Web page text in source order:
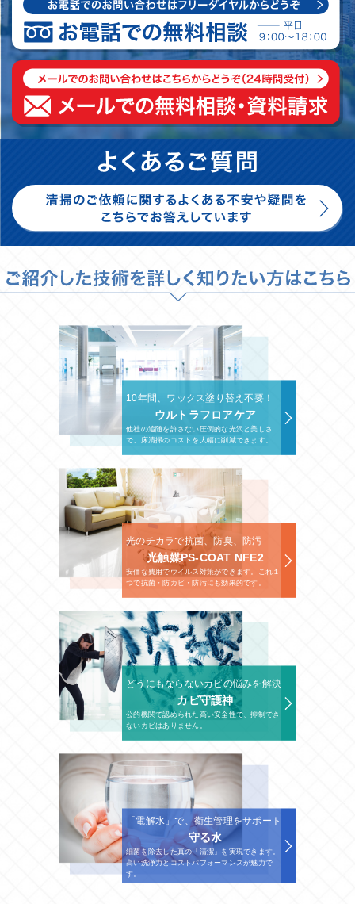
10年間、ワックス塗り替え不要！
ウルトラフロアケア
他社の追随を許さない圧倒的な光沢と美しさ
で、床清掃のコストを大幅に削減できます。
光のチカラで抗菌、防臭、防汚
光触媒PS-COAT NFE2
安価な費用でウイルス対策ができます。これ１
つで抗菌・防カビ・防汚にも効果的です。
どうにもならないカビの悩みを解決
カビ守護神
公的機関で認められた高い安全性で、抑制でき
ないカビはありません。
「電解水」で、衛生管理をサポート
守る水
細菌を除去した真の「清潔」を実現できます。
高い洗浄力とコストパフォーマンスが魅力で
す。